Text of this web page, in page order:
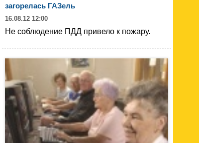
загорелась ГАЗель
16.08.12 12:00
Не соблюдение ПДД привело к пожару.